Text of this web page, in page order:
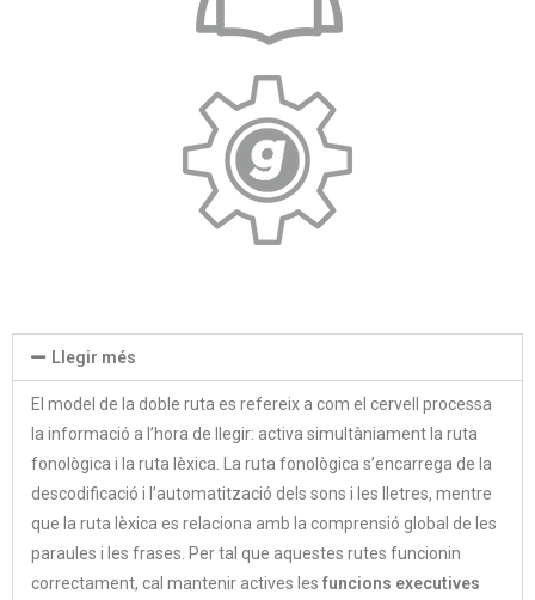
Llegir més
El model de la doble ruta es refereix a com el cervell processa
la informació a l’hora de llegir: activa simultàniament la ruta
fonològica i la ruta lèxica. La ruta fonològica s’encarrega de la
descodificació i l’automatització dels sons i les lletres, mentre
que la ruta lèxica es relaciona amb la comprensió global de les
paraules i les frases. Per tal que aquestes rutes funcionin
correctament, cal mantenir actives les funcions executives